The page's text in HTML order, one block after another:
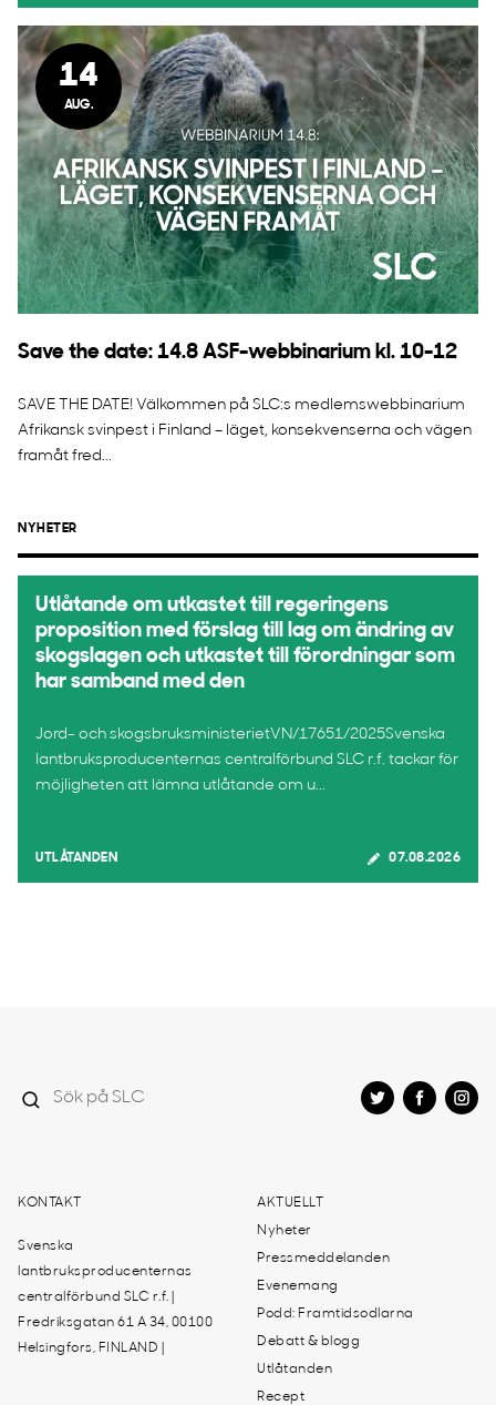
14
AUG.
Save the date: 14.8 ASF-webbinarium kl. 10-12
SAVE THE DATE! Välkommen på SLC:s medlemswebbinarium
Afrikansk svinpest i Finland – läget, konsekvenserna och vägen
framåt fred...
NYHETER
Utlåtande om utkastet till regeringens
proposition med förslag till lag om ändring av
skogslagen och utkastet till förordningar som
har samband med den
Jord- och skogsbruksministerietVN/17651/2025Svenska
lantbruksproducenternas centralförbund SLC r.f. tackar för
möjligheten att lämna utlåtande om u...
UTLÅTANDEN 07.08.2026
KONTAKT
Svenska
lantbruksproducenternas
centralförbund SLC r.f. |
Fredriksgatan 61 A 34, 00100
Helsingfors, FINLAND |
AKTUELLT
Nyheter
Pressmeddelanden
Evenemang
Podd: Framtidsodlarna
Debatt & blogg
Utlåtanden
Recept